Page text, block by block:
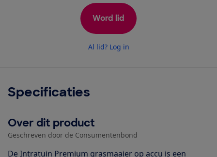
Word lid
Al lid? Log in
Specificaties
Over dit product
Geschreven door de Consumentenbond
De Intratuin Premium grasmaaier op accu is een